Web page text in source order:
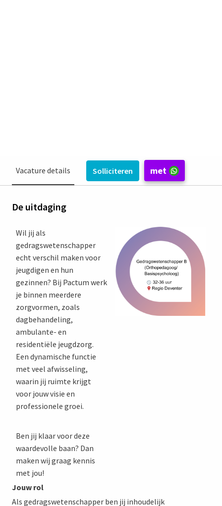
Vacature details Solliciteren met
De uitdaging
Wil jij als
gedragswetenschapper
echt verschil maken voor
jeugdigen en hun
gezinnen? Bij Pactum werk
je binnen meerdere
zorgvormen, zoals
dagbehandeling,
ambulante- en
residentiële jeugdzorg.
Een dynamische functie
met veel afwisseling,
waarin jij ruimte krijgt
voor jouw visie en
professionele groei.
Ben jij klaar voor deze
waardevolle baan? Dan
maken wij graag kennis
met jou!
Jouw rol
Als gedragswetenschapper ben jij inhoudelijk